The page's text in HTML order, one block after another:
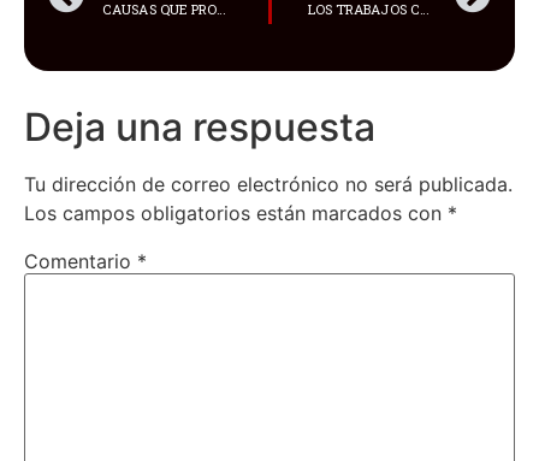
Deja una respuesta
Tu dirección de correo electrónico no será publicada.
Los campos obligatorios están marcados con *
Comentario *